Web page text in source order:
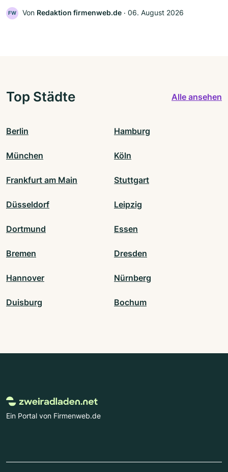
FW Von Redaktion firmenweb.de ‧ 06. August 2026
Top Städte Alle ansehen
Berlin Hamburg
München Köln
Frankfurt am Main Stuttgart
Düsseldorf Leipzig
Dortmund Essen
Bremen Dresden
Hannover Nürnberg
Duisburg Bochum
Ein Portal von Firmenweb.de